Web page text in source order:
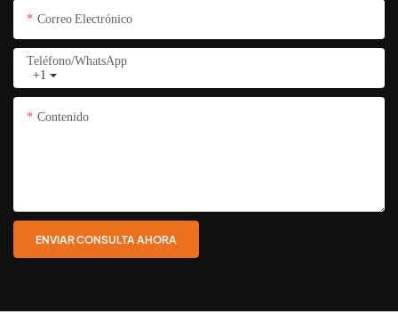
Correo Electrónico
+1
Teléfono/WhatsApp
Contenido
ENVIAR CONSULTA AHORA